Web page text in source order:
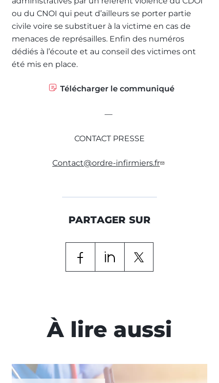
ou du CNOI qui peut d’ailleurs se porter partie
civile voire se substituer à la victime en cas de
menaces de représailles. Enfin des numéros
dédiés à l’écoute et au conseil des victimes ont
été mis en place.
Télécharger le communiqué
—
CONTACT PRESSE
Contact@ordre-infirmiers.fr
PARTAGER SUR
À lire aussi